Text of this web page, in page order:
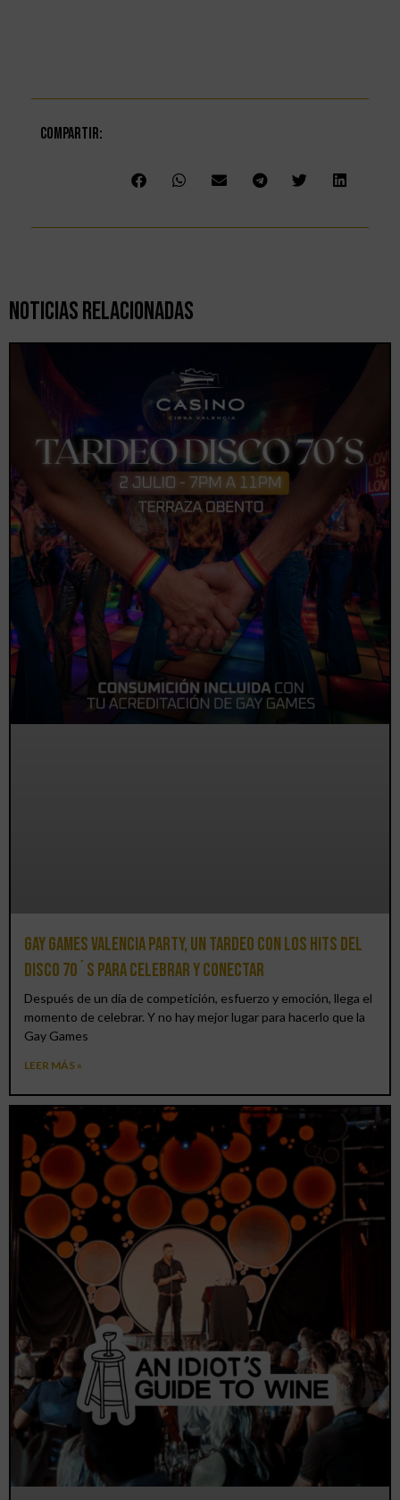
Compartir:
Noticias Relacionadas
Gay Games Valencia Party, un tardeo con los hits del
DISCO 70´S para celebrar y conectar
Después de un día de competición, esfuerzo y emoción, llega el
momento de celebrar. Y no hay mejor lugar para hacerlo que la
Gay Games
LEER MÁS »